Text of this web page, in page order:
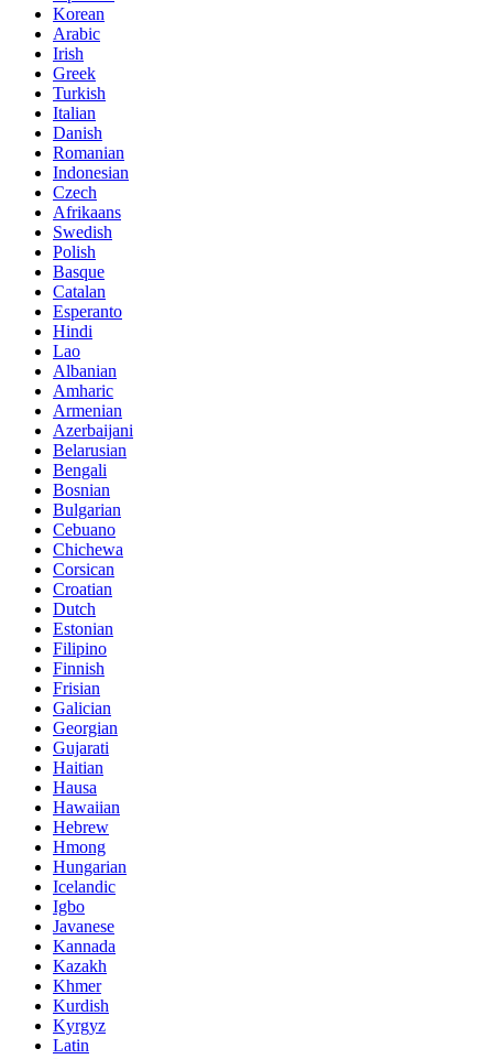
Korean
Arabic
Irish
Greek
Turkish
Italian
Danish
Romanian
Indonesian
Czech
Afrikaans
Swedish
Polish
Basque
Catalan
Esperanto
Hindi
Lao
Albanian
Amharic
Armenian
Azerbaijani
Belarusian
Bengali
Bosnian
Bulgarian
Cebuano
Chichewa
Corsican
Croatian
Dutch
Estonian
Filipino
Finnish
Frisian
Galician
Georgian
Gujarati
Haitian
Hausa
Hawaiian
Hebrew
Hmong
Hungarian
Icelandic
Igbo
Javanese
Kannada
Kazakh
Khmer
Kurdish
Kyrgyz
Latin